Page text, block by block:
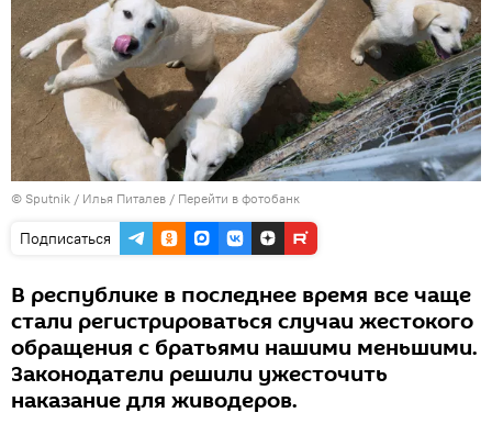
© Sputnik / Илья Питалев / Перейти в фотобанк
Подписаться
В республике в последнее время все чаще
стали регистрироваться случаи жестокого
обращения с братьями нашими меньшими.
Законодатели решили ужесточить
наказание для живодеров.